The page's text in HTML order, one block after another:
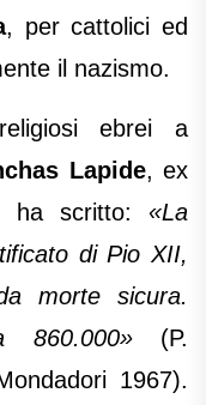
, per cattolici ed
il nazismo.
ebrei a
Lapide, ex
ha scritto: «La
di Pio XII,
morte sicura.
860.000»(P.
1967).